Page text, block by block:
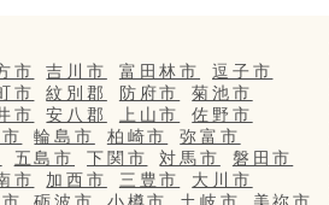
市 吉川市 富田林市
逗子市
市 紋別郡 防府市
菊池市
市 安八郡 上山市
佐野市
輪島市 柏崎市
弥富市
五島市 下関市 対馬市
磐田市
市 加西市 三豊市
大川市
砺波市 小樽市 土岐市
美祢市